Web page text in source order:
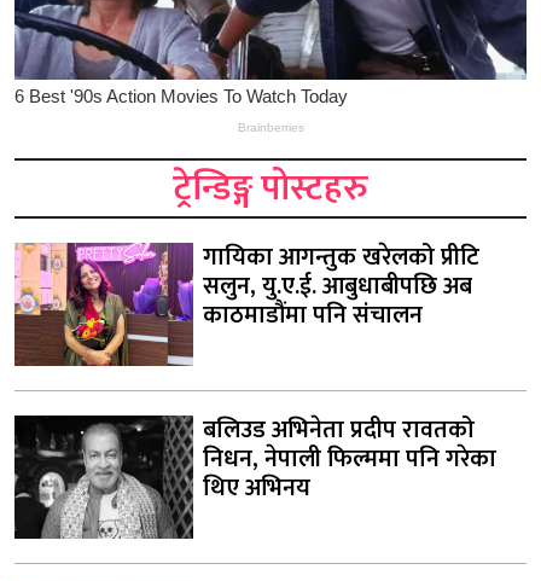
ट्रेन्डिङ्ग पोस्टहरु
गायिका आगन्तुक खरेलको प्रीटि
सलुन, यु.ए.ई. आबुधाबीपछि अब
काठमाडौंमा पनि संचालन
बलिउड अभिनेता प्रदीप रावतको
निधन, नेपाली फिल्ममा पनि गरेका
थिए अभिनय